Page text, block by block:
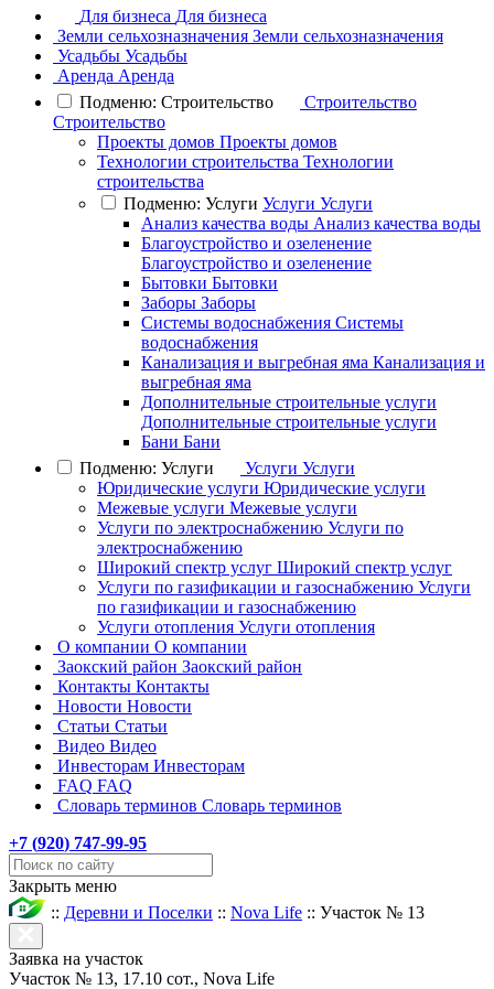
Для бизнеса Для бизнеса
Земли сельхозназначения Земли сельхозназначения
Усадьбы Усадьбы
Аренда Аренда
Подменю: Строительство
Строительство
Строительство
Проекты домов Проекты домов
Технологии строительства Технологии
строительства
Подменю: Услуги Услуги Услуги
Анализ качества воды Анализ качества воды
Благоустройство и озеленение
Благоустройство и озеленение
Бытовки Бытовки
Заборы Заборы
Системы водоснабжения Системы
водоснабжения
Канализация и выгребная яма Канализация и
выгребная яма
Дополнительные строительные услуги
Дополнительные строительные услуги
Бани Бани
Подменю: Услуги
Услуги Услуги
Юридические услуги Юридические услуги
Межевые услуги Межевые услуги
Услуги по электроснабжению Услуги по
электроснабжению
Широкий спектр услуг Широкий спектр услуг
Услуги по газификации и газоснабжению Услуги
по газификации и газоснабжению
Услуги отопления Услуги отопления
О компании О компании
Заокский район Заокский район
Контакты Контакты
Новости Новости
Статьи Статьи
Видео Видео
Инвесторам Инвесторам
FAQ FAQ
Словарь терминов Словарь терминов
+7 (920) 747-99-95
Закрыть меню
:: Деревни и Поселки :: Nova Life :: Участок № 13
Заявка на участок
Участок № 13, 17.10 сот., Nova Life